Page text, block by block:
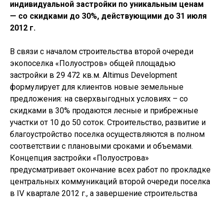
индивидуальной застройки по уникальным ценам
— со скидками до 30%, действующими до 31 июля
2012 г.
В связи с началом строительства второй очереди
экопоселка «Полуостров» общей площадью
застройки в 29 472 кв.м. Altimus Development
формулирует для клиентов новые земельные
предложения: на сверхвыгодных условиях – со
скидками в 30% продаются лесные и прибрежные
участки от 10 до 50 соток. Строительство, развитие и
благоустройство поселка осуществляются в полном
соответствии с плановыми сроками и объемами.
Концепция застройки «Полуострова»
предусматривает окончание всех работ по прокладке
центральных коммуникаций второй очереди поселка
в IV квартале 2012 г., а завершение строительства